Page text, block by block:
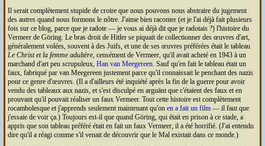
Il serait complètement stupide de croire que nous pouvons nous abstraire du jugement
des autres quand nous formons le nôtre. J'aime bien raconter (et je l'ai déjà fait plusieurs
fois sur ce blog, parce que je radote — je vous ai déjà dit que je radotais ?) l'histoire du
Vermeer de Göring. Le bras droit de Hitler se piquait de collectionner des œuvres d'art,
généralement volées, souvent à des Juifs, et une de ses œuvres préférées était le tableau
Le Christ et la femme adultère, censément de Vermeer, qu'il avait acheté en 1943 à un
marchand d'art peu scrupuleux, Han van Meegereen. Sauf qu'en fait le tableau était un
faux, fabriqué par van Meegereen justement parce qu'il connaissait le penchant des nazis
pour ce genre d'œuvres. (Il a d'ailleurs été inquiété après la fin de la guerre pour avoir
vendu des tableaux aux nazis, et s'est disculpé en arguänt que c'étaient des faux et en
prouvant qu'il pouvait réaliser un faux Vermeer. Tout cette histoire est complètement
rocambolesque et j'apprends seulement maintenant qu'on en a fait un film— il faut que
j'essaie de voir ça.) Toujours est-il que quand Göring, qui était en prison à ce stade, a
appris que son tableau préféré était en fait un faux Vermeer, il a été horrifié. (J'ai entendu
dire qu'il a réagi comme s'il venait de découvrir que le Mal existait dans ce monde.)